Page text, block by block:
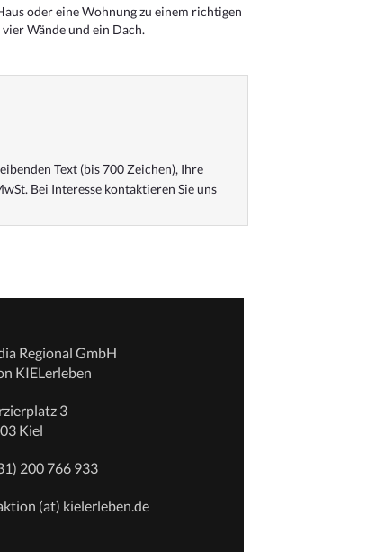
oder eine Wohnung zu einem richtigen
Wände und ein Dach.
Text (bis 700 Zeichen), Ihre
Bei Interesse kontaktieren Sie uns
Regional GmbH
KIELerleben
3
Kiel
200 766 933
(at) kielerleben.de